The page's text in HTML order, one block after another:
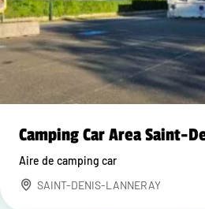
Camping Car Area Saint-
Aire de camping car
SAINT-DENIS-LANNERAY